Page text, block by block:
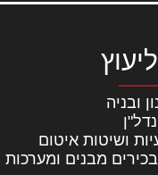
ובניה
ושיטות איטום
מבנים ומערכות